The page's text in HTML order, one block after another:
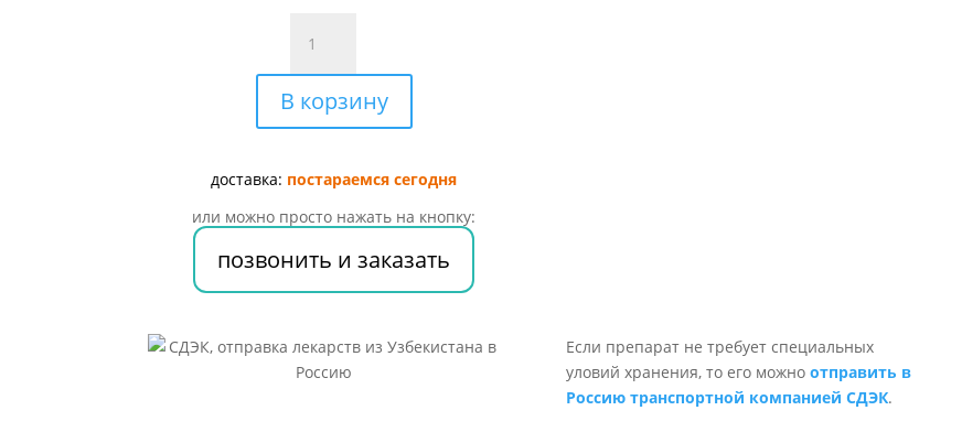
товара
Бетаргин
р-
р
с
10мл
№10
В корзину
доставка: постараемся сегодня
или можно просто нажать на кнопку:
позвонить и заказать
Если препарат не требует специальных
уловий хранения, то его можно отправить в
Россию транспортной компанией СДЭК.